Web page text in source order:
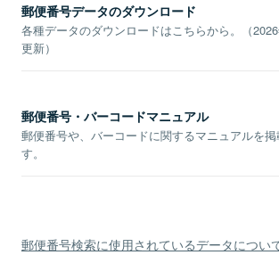
郵便番号データのダウンロード
各種データのダウンロードはこちらから。（
更新）
郵便番号・バーコードマニュアル
郵便番号や、バーコードに関するマニュアルを掲
す。
郵便番号検索に使用されているデータについ